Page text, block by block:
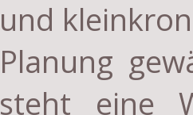
und
Planung
steht eine